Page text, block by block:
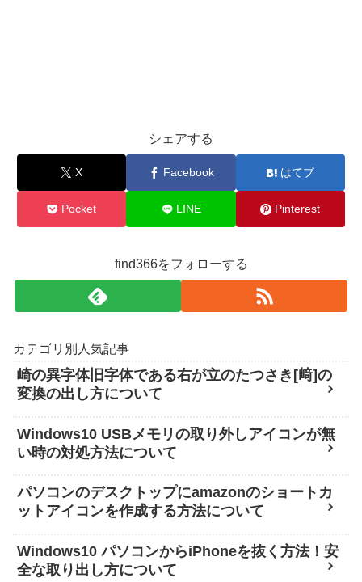
シェアする
X Facebook はてブ
Pocket LINE Pinterest
find366をフォローする
カテゴリ別人気記事
崎の異字体旧字体である右が立のたつさき[﨑]の
変換の出し方について
Windows10 USBメモリの取り外しアイコンが無
い時の対処方法について
パソコンのデスクトップにamazonのショートカ
ットアイコンを作成する方法について
Windows10 パソコンからiPhoneを抜く方法！安
全な取り出し方について